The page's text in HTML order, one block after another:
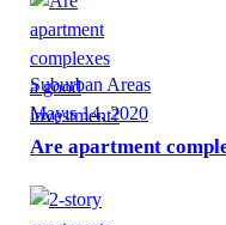
Suburban Areas
Mayıs 14, 2020
Are apartment